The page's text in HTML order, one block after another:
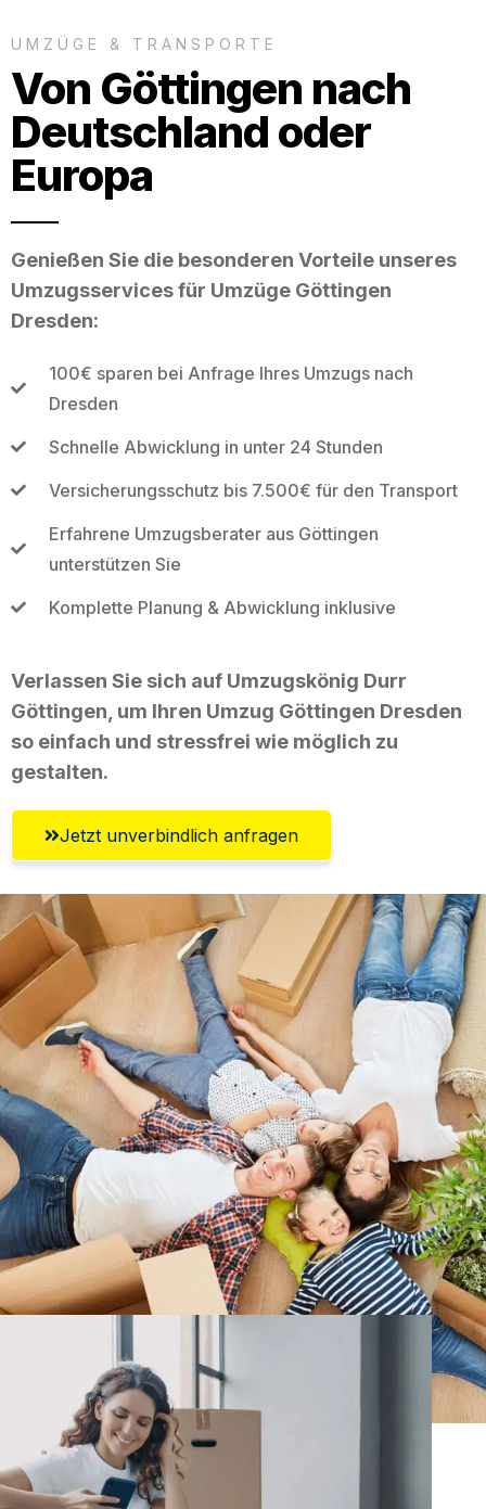
UMZÜGE & TRANSPORTE
Von Göttingen nach
Deutschland oder
Europa
Genießen Sie die besonderen Vorteile unseres
Umzugsservices für Umzüge Göttingen
Dresden:
100€ sparen bei Anfrage Ihres Umzugs nach
Dresden
Schnelle Abwicklung in unter 24 Stunden
Versicherungsschutz bis 7.500€ für den Transport
Erfahrene Umzugsberater aus Göttingen
unterstützen Sie
Komplette Planung & Abwicklung inklusive
Verlassen Sie sich auf Umzugskönig Durr
Göttingen, um Ihren Umzug Göttingen Dresden
so einfach und stressfrei wie möglich zu
gestalten.
Jetzt unverbindlich anfragen